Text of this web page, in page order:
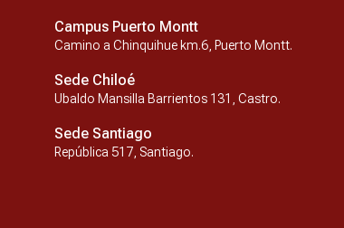
Campus Puerto Montt
Camino a Chinquihue km.6, Puerto Montt.
Sede Chiloé
Ubaldo Mansilla Barrientos 131, Castro.
Sede Santiago
República 517, Santiago.